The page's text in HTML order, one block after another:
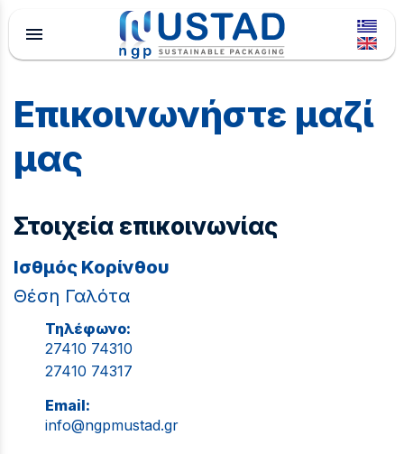
menu
Επικοινωνήστε μαζί
μας
Στοιχεία επικοινωνίας
Ισθμός Κορίνθου
Θέση Γαλότα
Τηλέφωνο:
27410 74310
27410 74317
Email:
info@ngpmustad.gr